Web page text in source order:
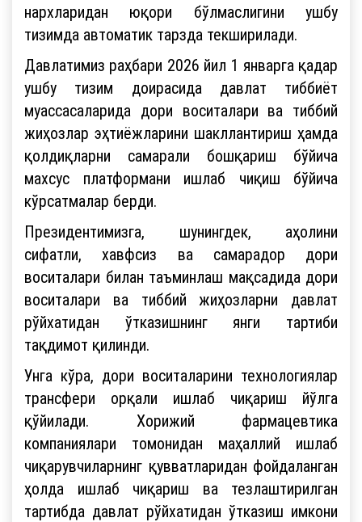
нархларидан юқори бўлмаслигини ушбу
тизимда автоматик тарзда текширилади.
Давлатимиз раҳбари 2026 йил 1 январга қадар
ушбу тизим доирасида давлат тиббиёт
муассасаларида дори воситалари ва тиббий
жиҳозлар эҳтиёжларини шакллантириш ҳамда
қолдиқларни самарали бошқариш бўйича
махсус платформани ишлаб чиқиш бўйича
кўрсатмалар берди.
Президентимизга, шунингдек, аҳолини
сифатли, хавфсиз ва самарадор дори
воситалари билан таъминлаш мақсадида дори
воситалари ва тиббий жиҳозларни давлат
рўйхатидан ўтказишнинг янги тартиби
тақдимот қилинди.
Унга кўра, дори воситаларини технологиялар
трансфери орқали ишлаб чиқариш йўлга
қўйилади. Хорижий фармацевтика
компаниялари томонидан маҳаллий ишлаб
чиқарувчиларнинг қувватларидан фойдаланган
ҳолда ишлаб чиқариш ва тезлаштирилган
тартибда давлат рўйхатидан ўтказиш имкони